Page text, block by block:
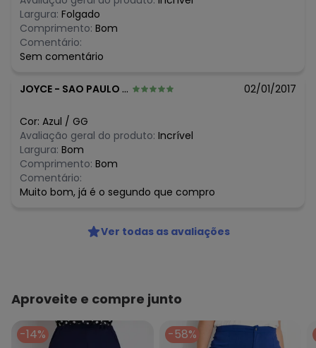
março/2026
fevereiro/2026
Largura: Folgado
Comprimento: Bom
Comentário:
Sem comentário
JOYCE - SAO PAULO - SP 02/01/2017
Cor: Azul / GG
Avaliação geral do produto: Incrível
Largura: Bom
Comprimento: Bom
Comentário:
Muito bom, já é o segundo que compro
Ver todas as avaliações
Aproveite e compre junto
-14% -58%